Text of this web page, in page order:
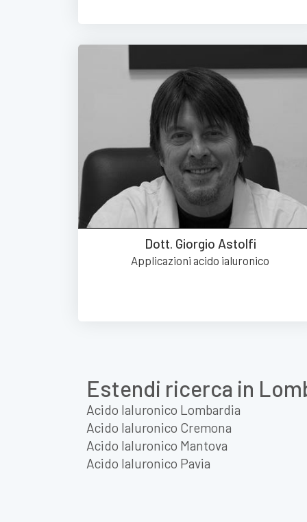
Dott. Giorgio Astolfi
Applicazioni acido ialuronico
Estendi ricerca in
Acido Ialuronico Lombardia
Acido Ialuronico Cremona
Acido Ialuronico Mantova
Acido Ialuronico Pavia